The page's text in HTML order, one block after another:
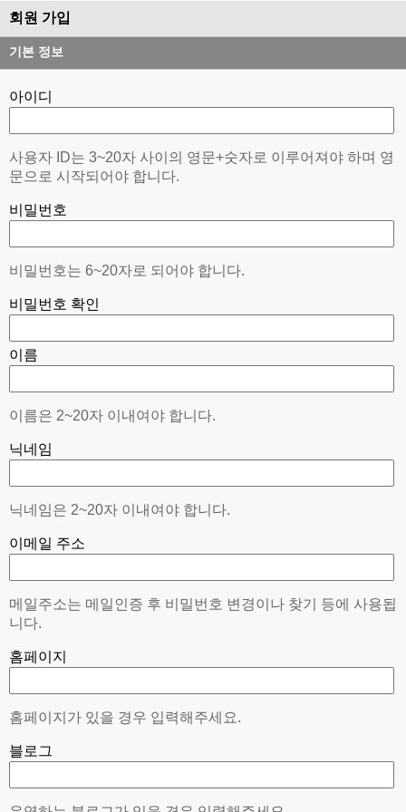
회원 가입
기본 정보
아이디
사용자 ID는 3~20자 사이의 영문+숫자로 이루어져야 하며 영
문으로 시작되어야 합니다.
비밀번호
비밀번호는 6~20자로 되어야 합니다.
비밀번호 확인
이름
이름은 2~20자 이내여야 합니다.
닉네임
닉네임은 2~20자 이내여야 합니다.
이메일 주소
메일주소는 메일인증 후 비밀번호 변경이나 찾기 등에 사용됩
니다.
홈페이지
홈페이지가 있을 경우 입력해주세요.
블로그